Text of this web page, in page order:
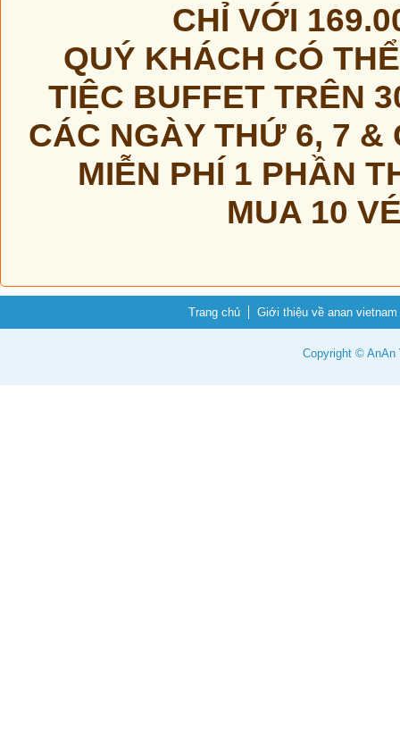
CHỈ VỚI
QUÝ KHÁCH CÓ
TIỆC BUFFET TRÊN
CÁC NGÀY THỨ 6, 7 &
MIỄN PHÍ 1 PHẦN
MUA 10
Trang chủ Giới thiệu về anan vietnam
Copyright © AnAn